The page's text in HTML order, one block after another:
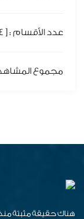
عدد الأقسام : [ 44 ]
مجموع المشاهدات : [
هناك حقيقة مثبتة